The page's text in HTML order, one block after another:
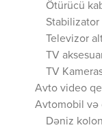
Ötürücü
Stabilizator
Televizor
TV
TV
Avto video
Avtomobil və
Dəniz